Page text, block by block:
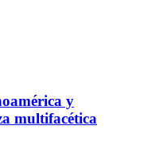
y
multifacética